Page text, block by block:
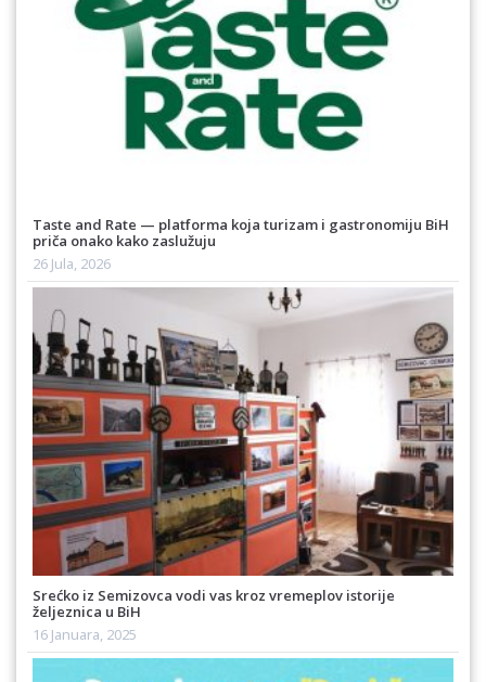
Taste and Rate — platforma koja turizam i gastronomiju BiH
priča onako kako zaslužuju
26 Jula, 2026
Srećko iz Semizovca vodi vas kroz vremeplov istorije
željeznica u BiH
16 Januara, 2025